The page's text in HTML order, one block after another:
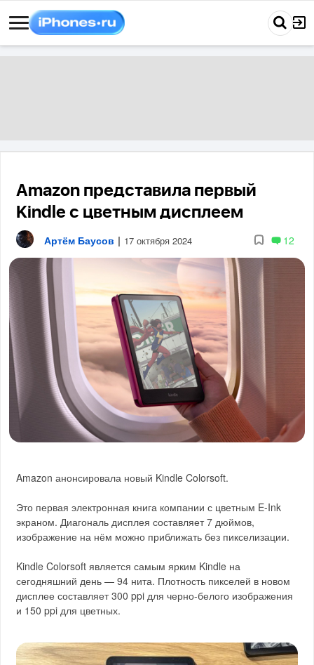
Amazon представила первый
Kindle с цветным дисплеем
Артём Баусов | 17 октября 2024 12
Amazon анонсировала новый Kindle Colorsoft.
Это первая электронная книга компании с цветным E-Ink
экраном. Диагональ дисплея составляет 7 дюймов,
изображение на нём можно приближать без пикселизации.
Kindle Colorsoft является самым ярким Kindle на
сегодняшний день — 94 нита. Плотность пикселей в новом
дисплее составляет 300 ppi для черно-белого изображения
и 150 ppi для цветных.